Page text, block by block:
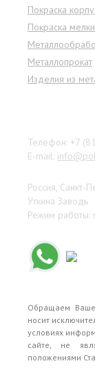
Покраска
Покраска
Металлопрокат
Изделия из
Телефон: +7
E-mail:
Россия, Санкт-
Уткина Заводь
Режим работы:
Обращаем Ваше
носит
условиях
сайте, не
положениями